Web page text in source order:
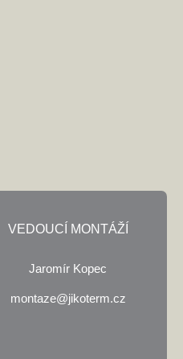
VEDOUCÍ MONTÁŽÍ
Jaromír Kopec
montaze@jikoterm.cz